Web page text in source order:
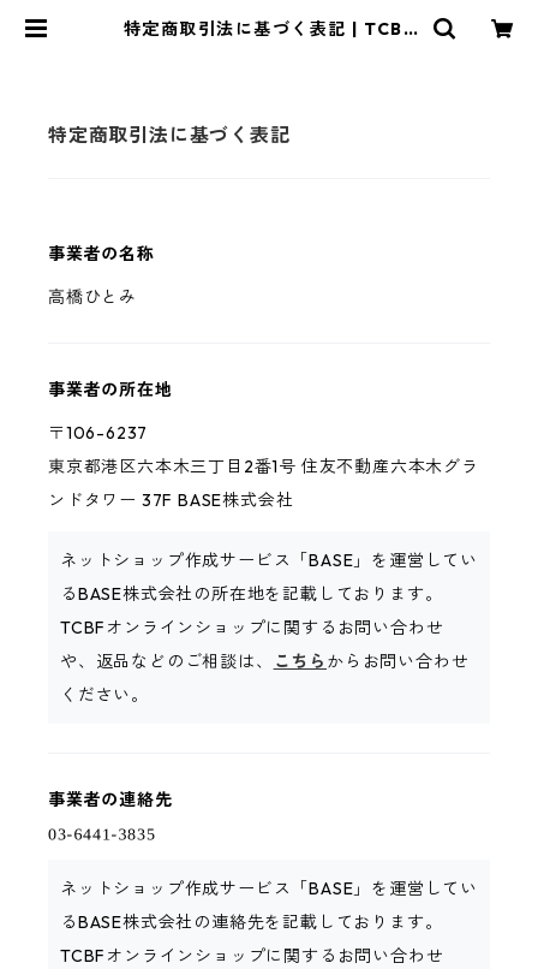
特定商取引法に基づく表記 | TCBF
特定商取引法に基づく表記
事業者の名称
高橋ひとみ
事業者の所在地
〒106-6237
東京都港区六本木三丁目2番1号 住友不動産六本木グラ
ンドタワー 37F BASE株式会社
ネットショップ作成サービス「BASE」を運営してい
るBASE株式会社の所在地を記載しております。
TCBFオンラインショップに関するお問い合わせ
や、返品などのご相談は、
こちら からお問い合わせ
ください。
事業者の連絡先
ネットショップ作成サービス「BASE」を運営してい
るBASE株式会社の連絡先を記載しております。
TCBFオンラインショップに関するお問い合わせ